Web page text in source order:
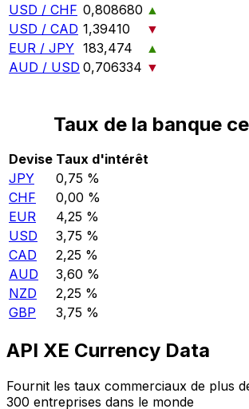
USD / CHF 0,808680 ▲
USD / CAD 1,39410
▼
EUR / JPY 183,474
▲
AUD / USD 0,706334 ▼
Taux de la banque
Devise Taux d'intérêt
JPY
0,75 %
CHF
0,00 %
EUR
4,25 %
USD
3,75 %
CAD
2,25 %
AUD
3,60 %
NZD
2,25 %
GBP
3,75 %
API XE Currency Data
Fournit les taux commerciaux de plus
300 entreprises dans le monde